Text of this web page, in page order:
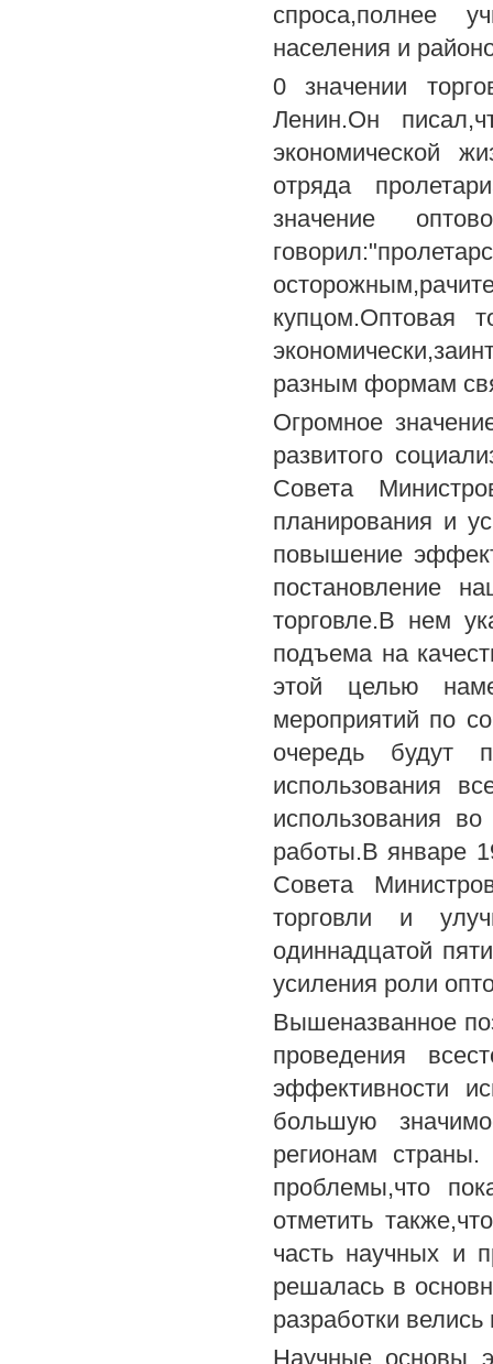
спроса,полнее
населения и
0 значении
Ленин.Он
экономической
отряда
значение
купцом.Оптовая
разным формам
Огромное
развитого
Совета
планирования и
повышение
постановление
торговле.В нем
подъема на
этой целью
мероприятий по
очередь будут
использования
использования
работы.В январе
Совета
торговли и
одиннадцатой
усиления роли
Вышеназванное
проведения
эффективности
большую
регионам
проблемы,что
отметить
часть научных и
решалась в
разработки
Научные основы